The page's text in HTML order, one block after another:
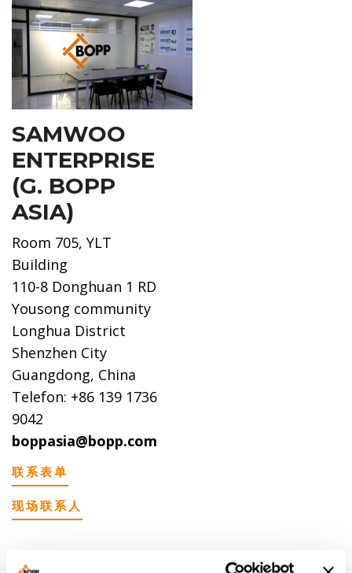
SAMWOO
ENTERPRISE
(G. BOPP
ASIA)
Room 705, YLT
Building
110-8 Donghuan 1 RD
Yousong community
Longhua District
Shenzhen City
Guangdong, China
Telefon: +86 139 1736
9042
boppasia@bopp.com
联系表单
现场联系人